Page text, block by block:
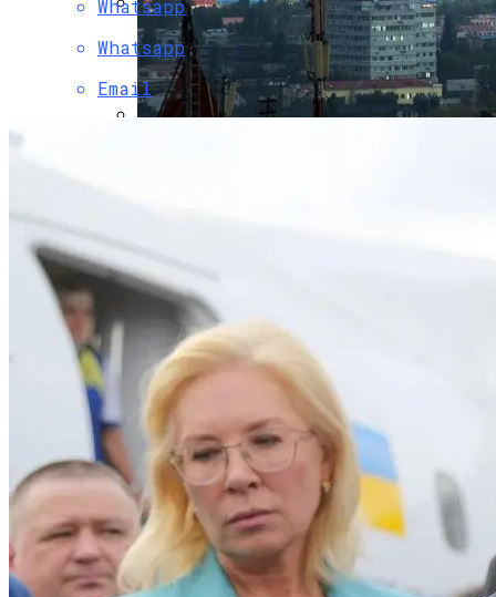
Растущая Концентрация Власти В
Руках Си Цзиньпина: Мир Не Обмануть
Коронавирус В США Оказался
Смертоноснее «испанки» 1918 Года
Извержение Вулкана На Юге Исландии:
Чрезвычайное Положение И Эвакуация
Whatsapp
Whatsapp
Email